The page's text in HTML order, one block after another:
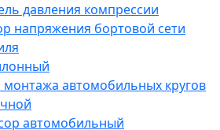
давления компрессии
напряжения бортовой сети
автомобильных кругов
автомобильный